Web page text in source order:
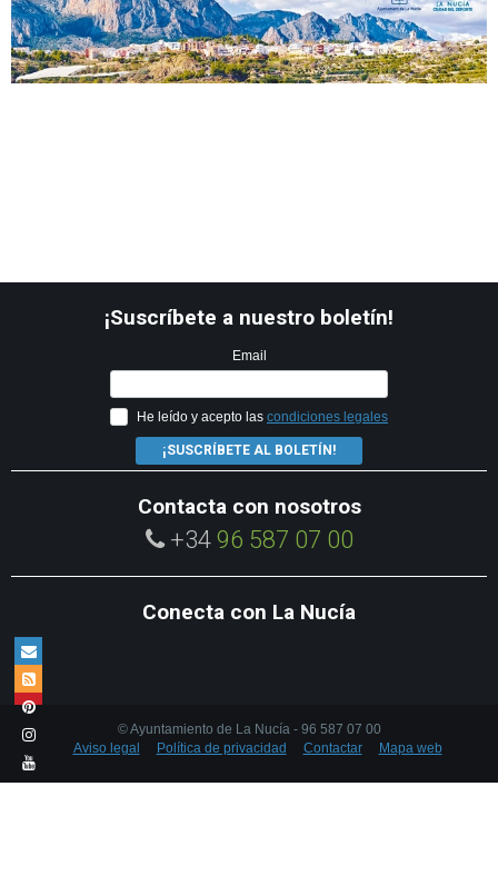
¡Suscríbete a nuestro boletín!
Email
He leído y acepto las condiciones legales
¡SUSCRÍBETE AL BOLETÍN!
Contacta con nosotros
+34 96 587 07 00
Conecta con La Nucía
© Ayuntamiento de La Nucía - 96 587 07 00
Aviso legal
Política de privacidad Contactar Mapa web